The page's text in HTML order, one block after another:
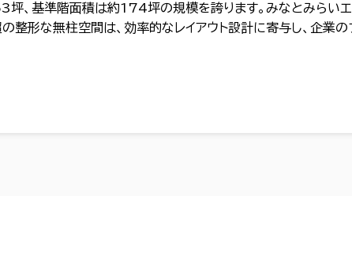
、基準階面積は約174坪の規模を誇ります。みなとみらい
形な無柱空間は、効率的なレイアウト設計に寄与し、企業